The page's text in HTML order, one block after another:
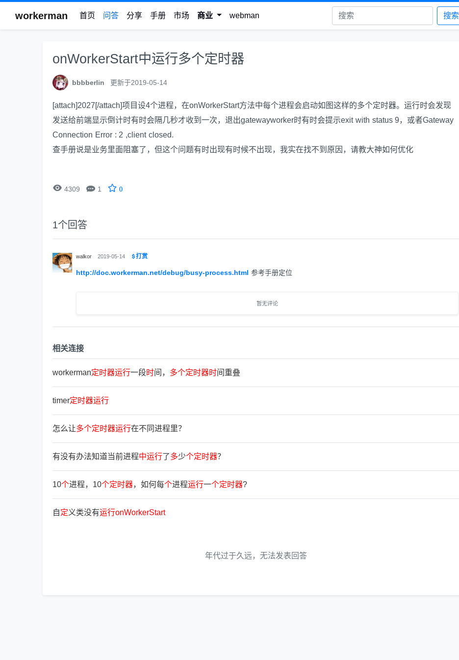
workerman 首页 问答 分享 手册 市场 商业 webman 搜索
onWorkerStart中运行多个定时器
bbbberlin 更新于2019-05-14
[attach]2027[/attach]项目设4个进程，在onWorkerStart方法中每个进程会启动如图这样的多个定时器。运行时会发现
发送给前端显示倒计时有时会隔几秒才收到一次，退出gatewayworker时有时会提示exit with status 9，或者Gateway
Connection Error : 2 ,client closed.
查手册说是业务里面阻塞了，但这个问题有时出现有时候不出现，我实在找不到原因，请教大神如何优化
 4309  1 0
1个回答
walkor 2019-05-14 打赏
http://doc.workerman.net/debug/busy-process.html 参考手册定位
暂无评论
相关连接
workerman定时器运行一段时间， 多个定时器时间重叠
timer定时器运行
怎么让多个定时器运行在不同进程里？
有没有办法知道当前进程中运行了多少个定时器？
10个进程，10个定时器，如何每个进程运行一个定时器?
自定义类没有运行onWorkerStart
年代过于久远，无法发表回答